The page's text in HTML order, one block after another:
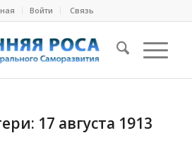
Войти Cвязь
17 августа 1913